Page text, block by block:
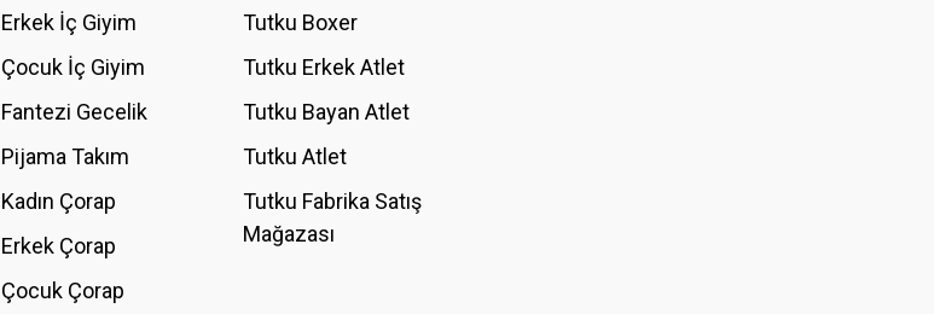
Erkek İç Giyim
Çocuk İç Giyim
Fantezi Gecelik
Pijama Takım
Kadın Çorap
Erkek Çorap
Çocuk Çorap
Tutku Boxer
Tutku Erkek Atlet
Tutku Bayan Atlet
Tutku Atlet
Tutku Fabrika Satış
Mağazası